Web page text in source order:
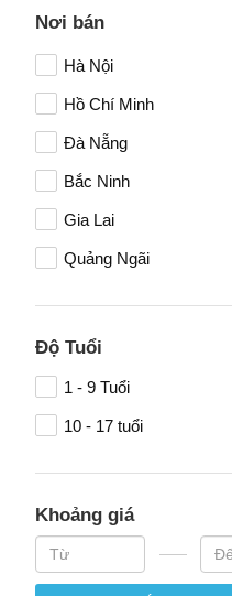
Nơi bán
Hà Nội
Hồ Chí Minh
Đà Nẵng
Bắc Ninh
Gia Lai
Quảng Ngãi
Độ Tuổi
1 - 9 Tuổi
10 - 17 tuổi
Khoảng giá